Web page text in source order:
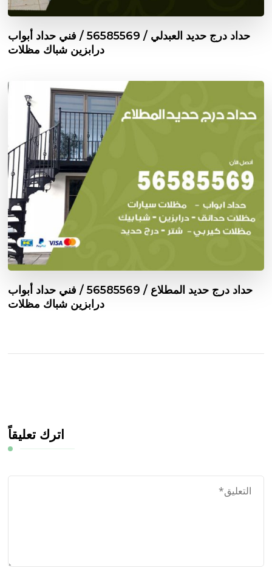
حداد درج حديد العبدلي / 56585569 / فني حداد أبواب
درابزين شباك مظلات
حداد درج حديد المطلاع / 56585569 / فني حداد أبواب
درابزين شباك مظلات
اترك تعليقاً